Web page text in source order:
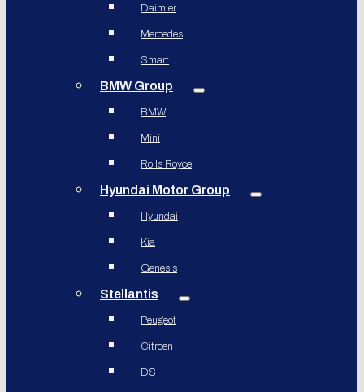
Daimler
Mercedes
Smart
BMW Group
BMW
Mini
Rolls Royce
Hyundai Motor Group
Hyundai
Kia
Genesis
Stellantis
Peugeot
Citroen
DS